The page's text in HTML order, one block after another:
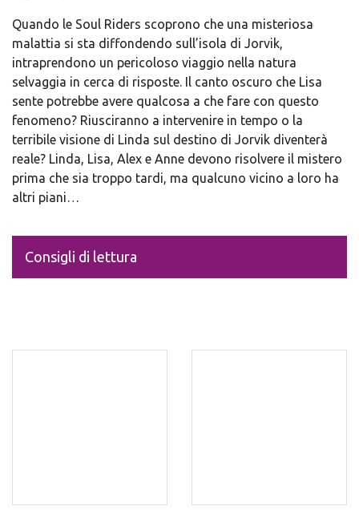
Quando le Soul Riders scoprono che una misteriosa
malattia si sta diffondendo sull’isola di Jorvik,
intraprendono un pericoloso viaggio nella natura
selvaggia in cerca di risposte. Il canto oscuro che Lisa
sente potrebbe avere qualcosa a che fare con questo
fenomeno? Riusciranno a intervenire in tempo o la
terribile visione di Linda sul destino di Jorvik diventerà
reale? Linda, Lisa, Alex e Anne devono risolvere il mistero
prima che sia troppo tardi, ma qualcuno vicino a loro ha
altri piani…
Consigli di lettura